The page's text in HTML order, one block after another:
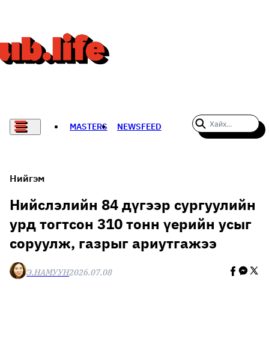
MASTERS NEWSFEED
THE NEW YORK TIMES
НАДАД НЭГ САНАЛ БАЙНА
Нийгэм
Нийслэлийн 84 дүгээр сургуулийн
урд тогтсон 310 тонн үерийн усыг
соруулж, газрыг ариутгажээ
Э.НАМУУН2026.07.08